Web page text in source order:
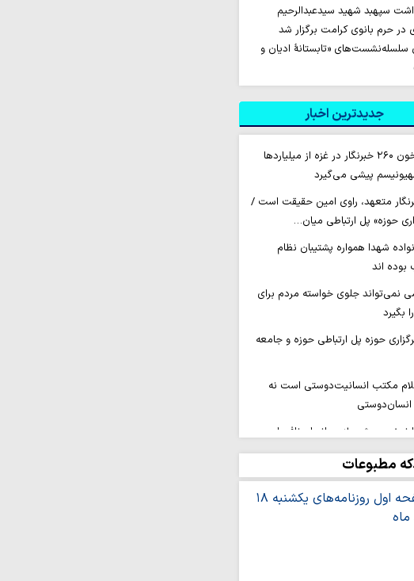
سپهبد شهید سیدعبدالرحیم
حرم بانوی کرامت برگزار شد
سلسله‌نشست‌های «تابستانهٔ ادیان و
جدیدترین اخبار
وقتی خون ۲۶۰ خبرنگار در غزه از میلیاردها
پیشی می‌گیرد
متعهد، راوی امین حقیقت است /
حوزه» پل ارتباطی میان…
شهدا همواره پشتیبان نظام
بوده اند
نمی‌تواند جلوی خواسته مردم برای
بگیرد
حوزه پل ارتباطی حوزه و جامعه
مکتب انسانیت‌دوستی است نه
نهضت مشروطه سرانجام نافرجامی
شورای راهبری «طرح پایتخت نهج
برنامه‌های حمایتی هدفمند در حوزه
مطبوعات